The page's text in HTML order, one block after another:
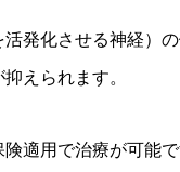
発化させる神経）
えられます。
適用で治療が可能で